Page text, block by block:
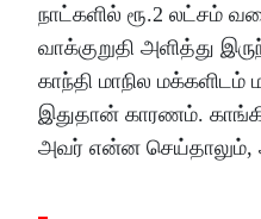
நாட்களில் ரூ.2 லட்சம்
வாக்குறுதி அளித்து
காந்தி மாநில
இதுதான் காரணம்.
அவர் என்ன செய்தாலும்,